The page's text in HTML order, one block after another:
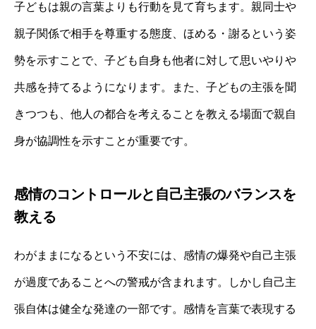
子どもは親の言葉よりも行動を見て育ちます。親同士や
親子関係で相手を尊重する態度、ほめる・謝るという姿
勢を示すことで、子ども自身も他者に対して思いやりや
共感を持てるようになります。また、子どもの主張を聞
きつつも、他人の都合を考えることを教える場面で親自
身が協調性を示すことが重要です。
感情のコントロールと自己主張のバランスを
教える
わがままになるという不安には、感情の爆発や自己主張
が過度であることへの警戒が含まれます。しかし自己主
張自体は健全な発達の一部です。感情を言葉で表現する